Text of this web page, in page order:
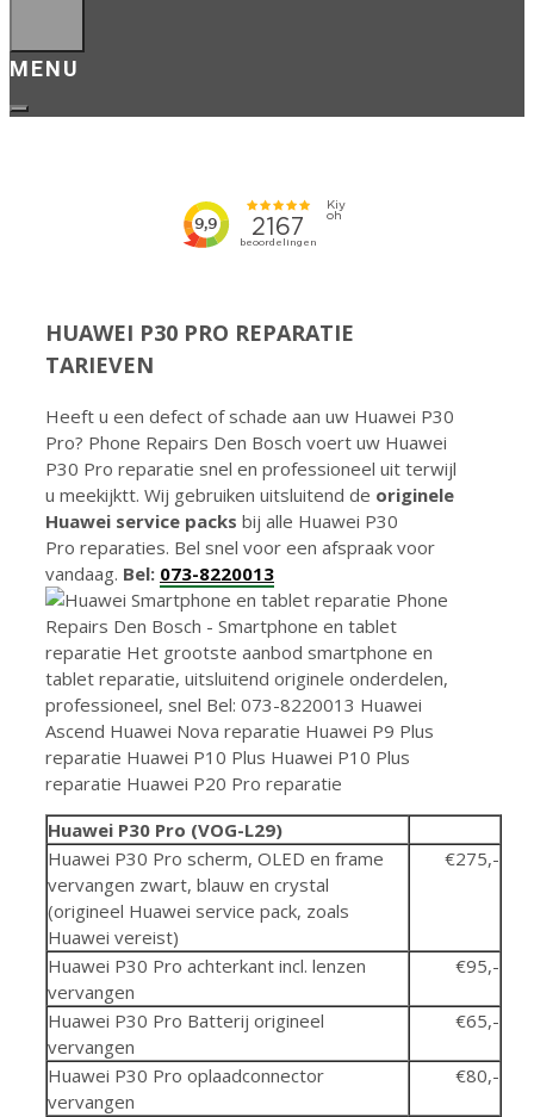
HUAWEI P30 PRO REPARATIE
TARIEVEN
Heeft u een defect of schade aan uw Huawei P30
Pro? Phone Repairs Den Bosch voert uw Huawei
P30 Pro reparatie snel en professioneel uit terwijl
u meekijktt. Wij gebruiken uitsluitend de originele
Huawei service packs bij alle Huawei P30
Pro reparaties. Bel snel voor een afspraak voor
vandaag. Bel: 073-8220013
Huawei P30 Pro (VOG-L29)
Huawei P30 Pro scherm, OLED en frame
vervangen zwart, blauw en crystal
(origineel Huawei service pack, zoals
Huawei vereist)
€275,-
Huawei P30 Pro achterkant incl. lenzen
vervangen
€95,-
Huawei P30 Pro Batterij origineel
vervangen
€65,-
Huawei P30 Pro oplaadconnector
vervangen
€80,-